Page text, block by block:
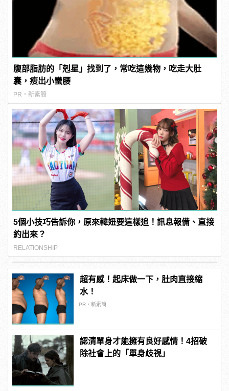
腹部脂肪的「剋星」找到了，常吃這幾物，吃走大肚
囊，瘦出小蠻腰
PR・新素簡
5個小技巧告訴你，原來韓妞要這樣追！訊息報備、直接
約出來？
RELATIONSHIP
超有感！起床做一下，肚肉直接縮
水！
PR・新素簡
認清單身才能擁有良好感情！4招破
除社會上的「單身歧視」